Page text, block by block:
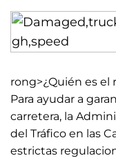
rong>¿Quién es el
Para ayudar a
carretera, la
del Tráfico en las
estrictas